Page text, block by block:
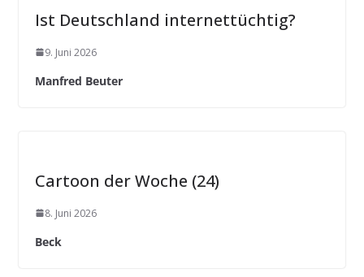
Ist Deutschland internettüchtig?
9. Juni 2026
Manfred Beuter
Cartoon der Woche (24)
8. Juni 2026
Beck